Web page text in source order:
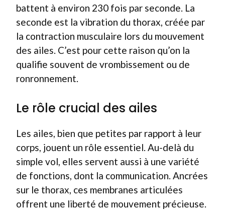
battent à environ 230 fois par seconde. La
seconde est la vibration du thorax, créée par
la contraction musculaire lors du mouvement
des ailes. C’est pour cette raison qu’on la
qualifie souvent de vrombissement ou de
ronronnement.
Le rôle crucial des ailes
Les ailes, bien que petites par rapport à leur
corps, jouent un rôle essentiel. Au-delà du
simple vol, elles servent aussi à une variété
de fonctions, dont la communication. Ancrées
sur le thorax, ces membranes articulées
offrent une liberté de mouvement précieuse.